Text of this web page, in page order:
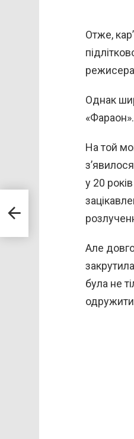
Отже,
режисера
Однак
«Фараон».
На той
у 20
Але
була не